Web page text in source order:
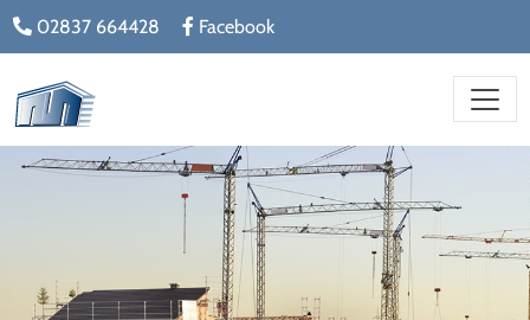
02837 664428 Facebook